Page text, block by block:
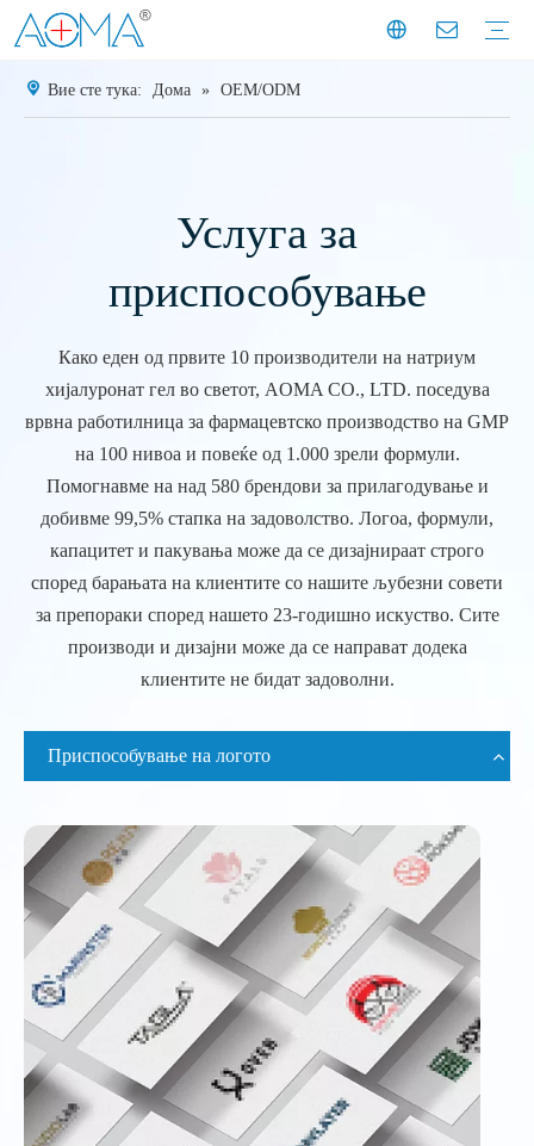
Вие сте тука: Дома » OEM/ODM
Услуга за
приспособување
Како еден од првите 10 производители на натриум
хијалуронат гел во светот, AOMA CO., LTD. поседува
врвна работилница за фармацевтско производство на GMP
на 100 нивоа и повеќе од 1.000 зрели формули.
Помогнавме на над 580 брендови за прилагодување и
добивме 99,5% стапка на задоволство. Логоа, формули,
капацитет и пакувања може да се дизајнираат строго
според барањата на клиентите со нашите љубезни совети
за препораки според нашето 23-годишно искуство. Сите
производи и дизајни може да се направат додека
клиентите не бидат задоволни.
Приспособување на логото